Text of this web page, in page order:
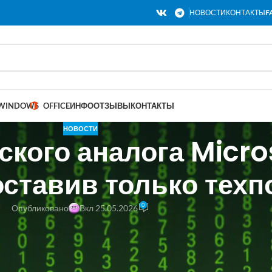
НОВОСТИКОНТАКТЫ
OFFICEИНФООТЗЫВЫКОНТАКТЫ
НОВОСТИ
аналога
только
Опубликовано Вкл 25.05.2026 0
облачные технологии», разработчик пакета офисных
В середине мая 2026 года руководство компании разослало
только сотрудники технической поддержки, однако кто будет
пока неизвестно. Эти события стали следствием финансовых